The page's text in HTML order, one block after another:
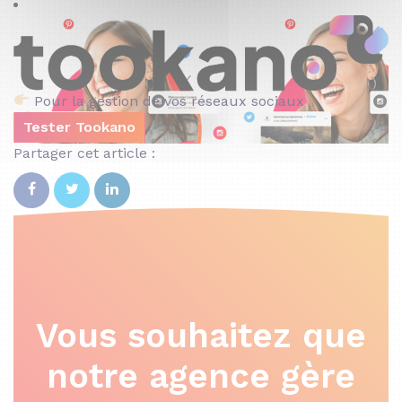
Pour la gestion de vos réseaux sociaux
Tester Tookano
Partager cet article :
Vous souhaitez que
notre agence gère